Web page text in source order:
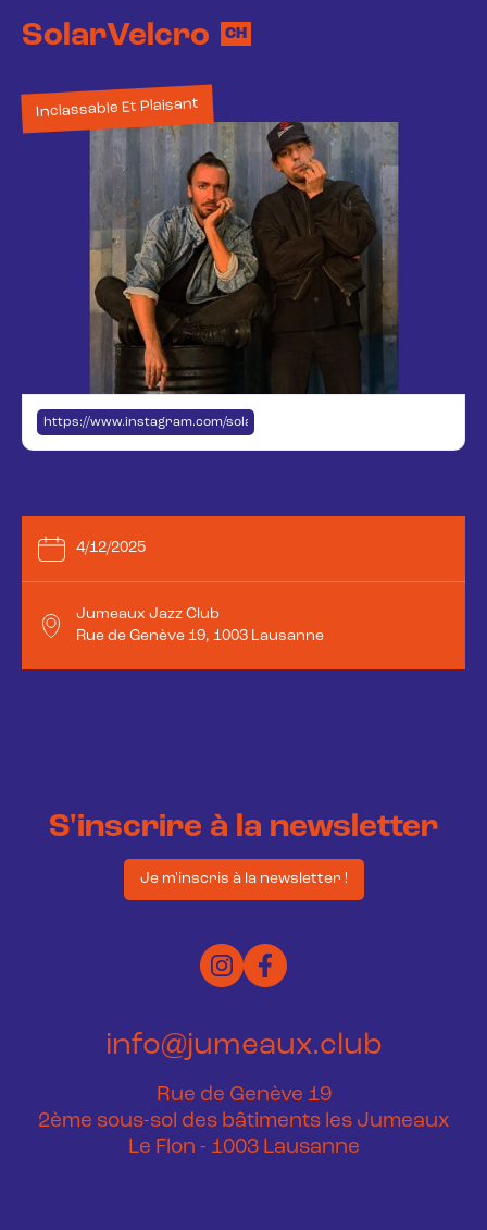
SolarVelcro CH
Inclassable Et Plaisant
https://www.instagram.com/solarvelcro/
4/12/2025
Jumeaux Jazz Club
Rue de Genève 19, 1003 Lausanne
S'inscrire à la newsletter
Je m'inscris à la newsletter !
info@jumeaux.club
Rue de Genève 19
2ème sous-sol des bâtiments les Jumeaux
Le Flon - 1003 Lausanne